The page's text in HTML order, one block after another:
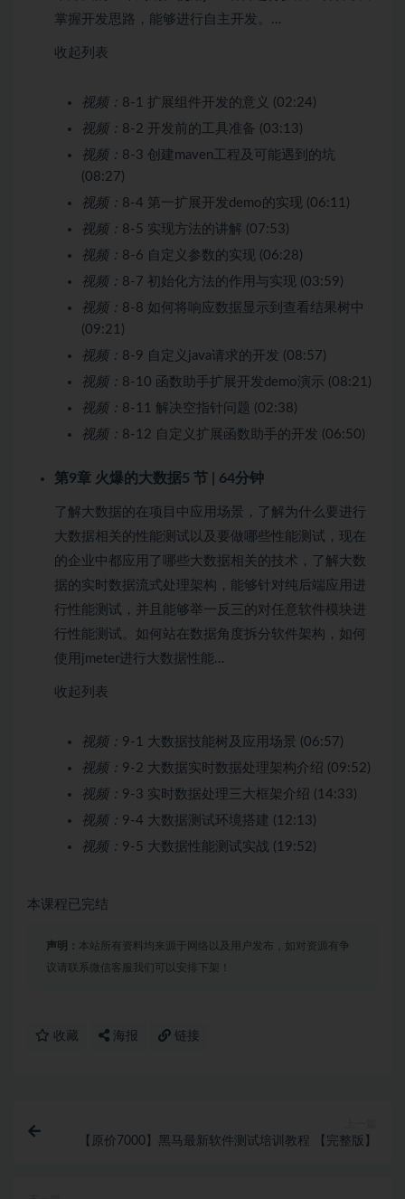
掌握开发思路，能够进行自主开发。…
收起列表
视频： 8-1 扩展组件开发的意义 (02:24)
视频： 8-2 开发前的工具准备 (03:13)
视频： 8-3 创建maven工程及可能遇到的坑
(08:27)
视频： 8-4 第一扩展开发demo的实现 (06:11)
视频： 8-5 实现方法的讲解 (07:53)
视频： 8-6 自定义参数的实现 (06:28)
视频： 8-7 初始化方法的作用与实现 (03:59)
视频： 8-8 如何将响应数据显示到查看结果树中
(09:21)
视频： 8-9 自定义java请求的开发 (08:57)
视频： 8-10 函数助手扩展开发demo演示 (08:21)
视频： 8-11 解决空指针问题 (02:38)
视频： 8-12 自定义扩展函数助手的开发 (06:50)
第9章 火爆的大数据5 节 | 64分钟
了解大数据的在项目中应用场景，了解为什么要进行
大数据相关的性能测试以及要做哪些性能测试，现在
的企业中都应用了哪些大数据相关的技术，了解大数
据的实时数据流式处理架构，能够针对纯后端应用进
行性能测试，并且能够举一反三的对任意软件模块进
行性能测试。如何站在数据角度拆分软件架构，如何
使用jmeter进行大数据性能…
收起列表
视频： 9-1 大数据技能树及应用场景 (06:57)
视频： 9-2 大数据实时数据处理架构介绍 (09:52)
视频： 9-3 实时数据处理三大框架介绍 (14:33)
视频： 9-4 大数据测试环境搭建 (12:13)
视频： 9-5 大数据性能测试实战 (19:52)
本课程已完结
声明： 本站所有资料均来源于网络以及用户发布，如对资源有争
议请联系微信客服我们可以安排下架！
收藏 海报 链接
【原价7000】黑马最新软件测试培训教程 【完整版】